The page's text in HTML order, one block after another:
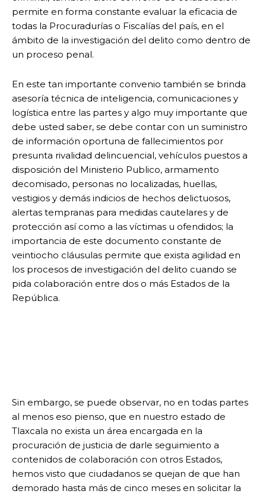
permite en forma constante evaluar la eficacia de
todas la Procuradurías o Fiscalías del país, en el
ámbito de la investigación del delito como dentro de
un proceso penal.
En este tan importante convenio también se brinda
asesoría técnica de inteligencia, comunicaciones y
logística entre las partes y algo muy importante que
debe usted saber, se debe contar con un suministro
de información oportuna de fallecimientos por
presunta rivalidad delincuencial, vehículos puestos a
disposición del Ministerio Publico, armamento
decomisado, personas no localizadas, huellas,
vestigios y demás indicios de hechos delictuosos,
alertas tempranas para medidas cautelares y de
protección así como a las víctimas u ofendidos; la
importancia de este documento constante de
veintiocho cláusulas permite que exista agilidad en
los procesos de investigación del delito cuando se
pida colaboración entre dos o más Estados de la
República.
Sin embargo, se puede observar, no en todas partes
al menos eso pienso, que en nuestro estado de
Tlaxcala no exista un área encargada en la
procuración de justicia de darle seguimiento a
contenidos de colaboración con otros Estados,
hemos visto que ciudadanos se quejan de que han
demorado hasta más de cinco meses en solicitar la